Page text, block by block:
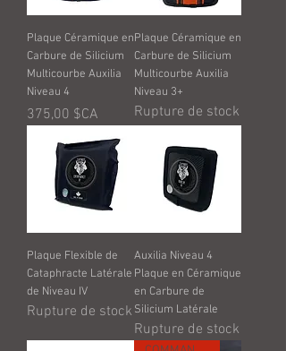
Plaque Céramique en
Carbure de Silicium
Multicourbe Auxilia
Niveau 4
Prix
375,00 $CA
Plaque Céramique en
Carbure de Silicium
Multicourbe Auxilia
Niveau 3+
Rupture de stock
Plaque Flexible de
Cataphracte Latérale
de Niveau IV
Rupture de stock
Auxilia Niveau 4
Plaque en Céramique
en Carbure de
Silicium Latérale
Rupture de stock